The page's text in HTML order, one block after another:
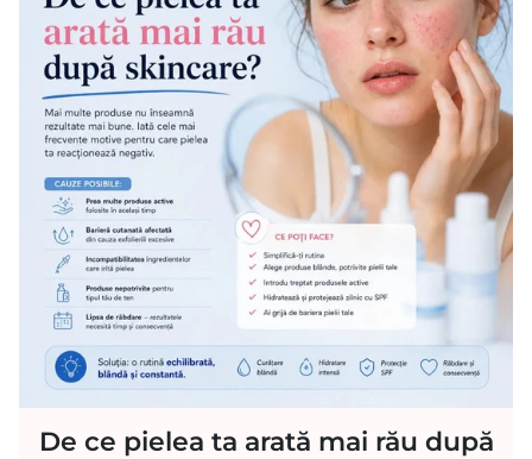
De ce pielea ta arată mai rău după